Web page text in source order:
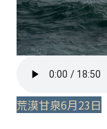
荒漠甘泉6月23日